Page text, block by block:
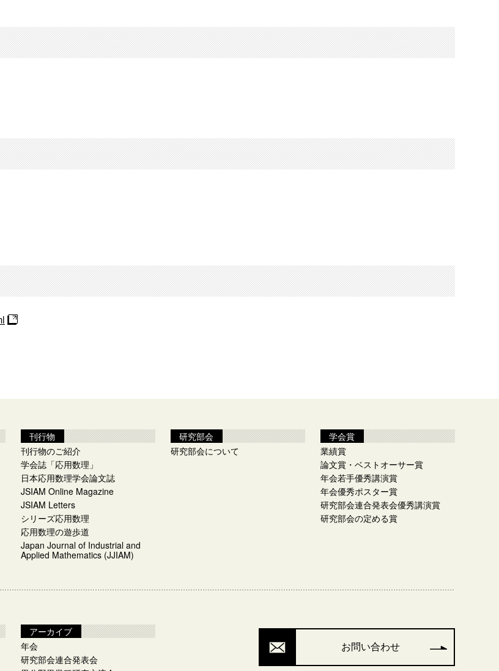
刊行物
刊行物のご紹介
学会誌「応用数理」
日本応用数理学会論文誌
JSIAM Online Magazine
JSIAM Letters
シリーズ応用数理
応用数理の遊歩道
Japan Journal of Industrial and
Applied Mathematics (JJIAM)
研究部会
研究部会について
学会賞
業績賞
論文賞・ベストオーサー賞
年会若手優秀講演賞
年会優秀ポスター賞
研究部会連合発表会優秀講演賞
研究部会の定める賞
アーカイブ
年会
研究部会連合発表会
お問い合わせ